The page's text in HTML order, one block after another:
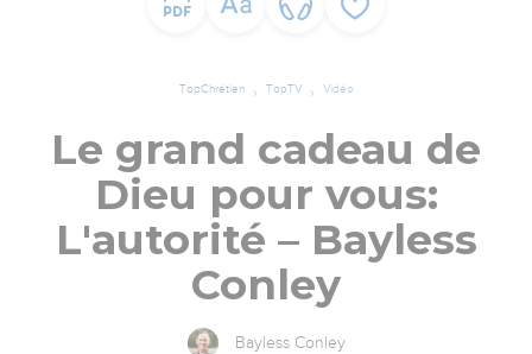
TopChrétien TopTV Vidéo
Le grand cadeau de
Dieu pour vous:
L'autorité – Bayless
Conley
Bayless Conley